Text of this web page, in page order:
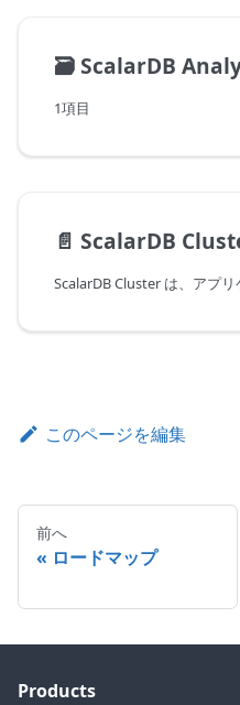
🗃️ScalarDB Analytics を
1項目
📄️ ScalarDB Cluster を使
このページを編集
前へ
ロードマップ
Products